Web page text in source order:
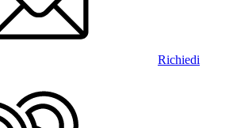
Richiedi